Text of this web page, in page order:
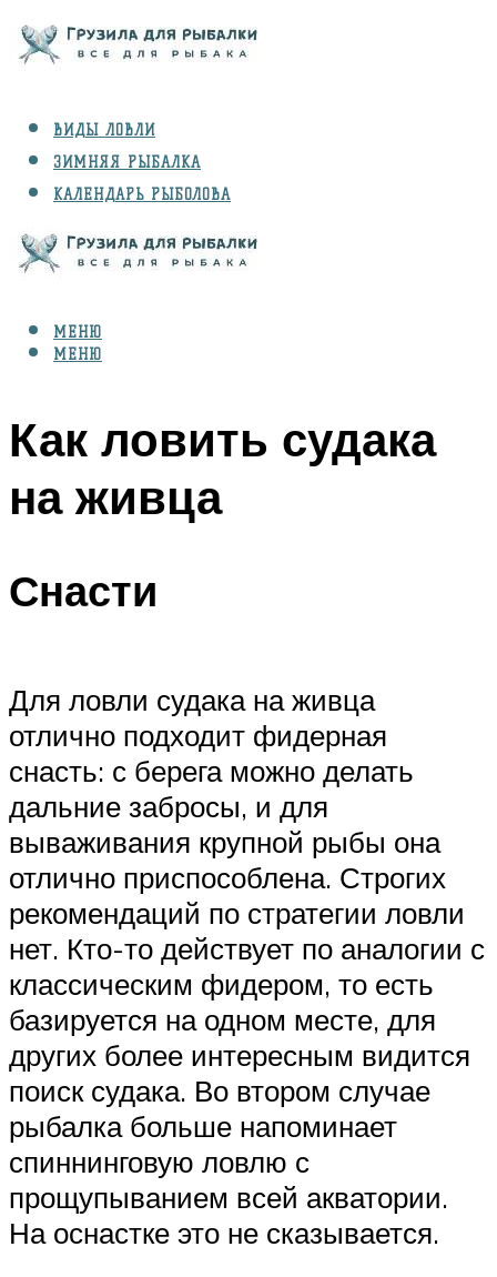
ВИДЫ ЛОВЛИ
ЗИМНЯЯ РЫБАЛКА
КАЛЕНДАРЬ РЫБОЛОВА
СНАРЯЖЕНИЕ
МЕНЮ
МЕНЮ
Как ловить судака
на живца
Снасти
Для ловли судака на живца
отлично подходит фидерная
снасть: с берега можно делать
дальние забросы, и для
вываживания крупной рыбы она
отлично приспособлена. Строгих
рекомендаций по стратегии ловли
нет. Кто-то действует по аналогии с
классическим фидером, то есть
базируется на одном месте, для
других более интересным видится
поиск судака. Во втором случае
рыбалка больше напоминает
спиннинговую ловлю с
прощупыванием всей акватории.
На оснастке это не сказывается.